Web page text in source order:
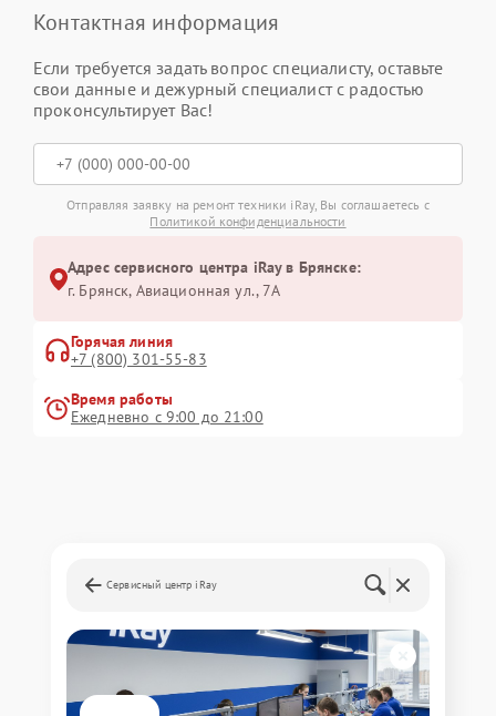
Контактная информация
Если требуется задать вопрос специалисту, оставьте
свои данные и дежурный специалист с радостью
проконсультирует Вас!
Отправляя заявку на ремонт техники iRay, Вы соглашаетесь с
Политикой конфиденциальности
Адрес сервисного центра iRay в Брянске:
г. Брянск, Авиационная ул., 7А
Горячая линия
+7 (800) 301-55-83
Время работы
Ежедневно с 9:00 до 21:00
Сервисный центр iRay